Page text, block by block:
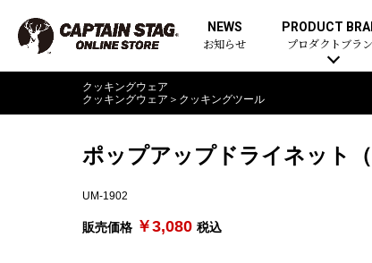
NEWS
お知らせ
PRODUCT
プロダクトブラ
クッキングウェア
クッキングウェア ＞ クッキングツール
ポップアップドライネット（
UM-1902
販売価格 ￥3,080 税込